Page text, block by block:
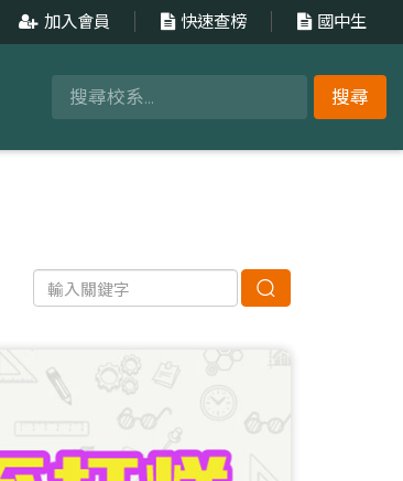
加入會員 快速查榜 國中生
搜尋